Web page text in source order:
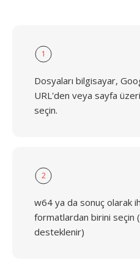
1
Dosyaları bilgisayar,
URL'den veya sayfa
seçin.
2
w64 ya da sonuç olarak
formatlardan birini seçin
desteklenir)